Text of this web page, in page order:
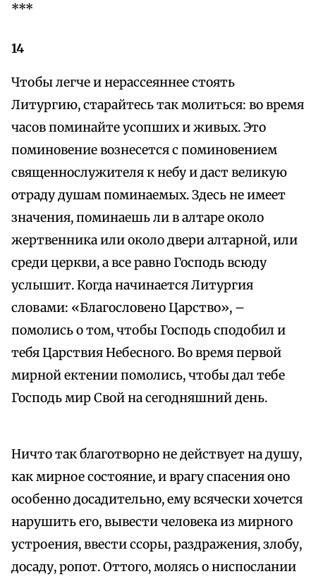
***
14
Чтобы легче и нерассеяннее стоять
Литургию, старайтесь так молиться: во время
часов поминайте усопших и живых. Это
поминовение вознесется с поминовением
священнослужителя к небу и даст великую
отраду душам поминаемых. Здесь не имеет
значения, поминаешь ли в алтаре около
жертвенника или около двери алтарной, или
среди церкви, а все равно Господь всюду
услышит. Когда начинается Литургия
словами: «Благословено Царство», –
помолись о том, чтобы Господь сподобил и
тебя Царствия Небесного. Во время первой
мирной ектении помолись, чтобы дал тебе
Господь мир Свой на сегодняшний день.
Ничто так благотворно не действует на душу,
как мирное состояние, и врагу спасения оно
особенно досадительно, ему всячески хочется
нарушить его, вывести человека из мирного
устроения, ввести ссоры, раздражения, злобу,
досаду, ропот. Оттого, молясь о ниспослании